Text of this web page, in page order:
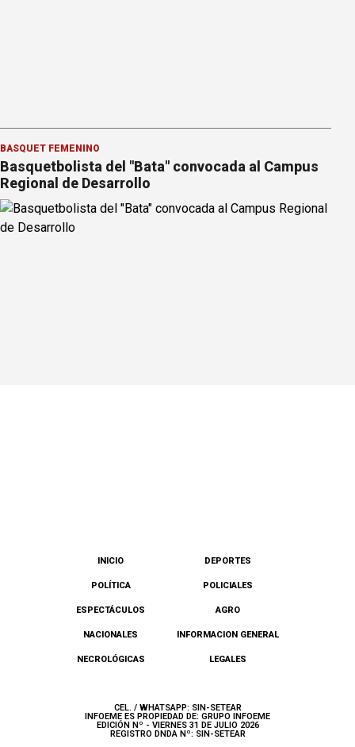
BÁSQUET FEMENINO
Basquetbolista del "Bata" convocada al Campus
Regional de Desarrollo
INICIO DEPORTES
POLÍTICA POLICIALES
ESPECTÁCULOS AGRO
NACIONALES INFORMACION GENERAL
NECROLÓGICAS LEGALES
CEL. / WHATSAPP: SIN-SETEAR
INFOEME ES PROPIEDAD DE: GRUPO INFOEME
EDICIÓN Nº - VIERNES 31 DE JULIO 2026
REGISTRO DNDA Nº: SIN-SETEAR